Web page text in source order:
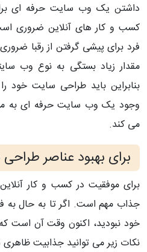
داشتن یک وب سایت حرفه ای
کسب و کار های آنلاین ضروری
فرد برای پیشی گرفتن از رقبا
مقدار زیاد بستگی به نوع وب
بنابراین باید طراحی سایت خود
وجود یک وب سایت حرفه ای به
می کند.
برای بهبود عناصر
برای موفقیت در کسب و کار
جذاب مهم است. اگر تا به حال
خود نبودید، اکنون وقت آن است
نکات زیر می توانید جذابیت